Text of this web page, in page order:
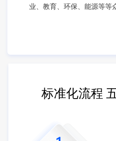
业、教育、环保、能源等等
标准化流程